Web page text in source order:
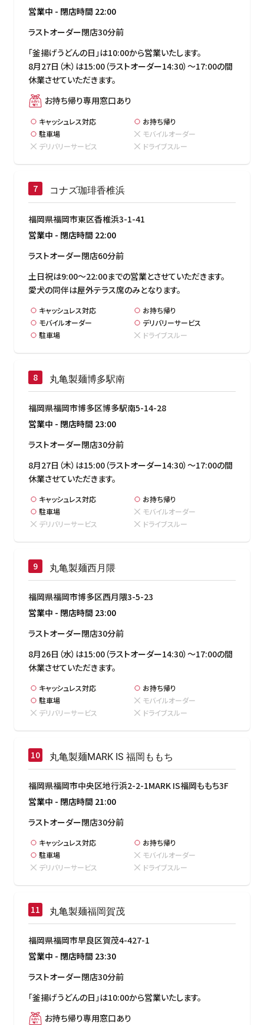
営業中 - 閉店時間 22:00
ラストオーダー閉店30分前
「釜揚げうどんの日」は10:00から営業いたします。
8月27日（木）は15:00（ラストオーダー14:30）～17:00の間
休業させていただきます。
お持ち帰り専用窓口あり
キャッシュレス対応
お持ち帰り
駐車場
モバイルオーダー
デリバリーサービス
ドライブスルー
コナズ珈琲香椎浜
福岡県福岡市東区香椎浜3-1-41
営業中 - 閉店時間 22:00
ラストオーダー閉店60分前
土日祝は9:00～22:00までの営業とさせていただきます。
愛犬の同伴は屋外テラス席のみとなります。
キャッシュレス対応
お持ち帰り
モバイルオーダー
デリバリーサービス
駐車場
ドライブスルー
丸亀製麺博多駅南
福岡県福岡市博多区博多駅南5-14-28
営業中 - 閉店時間 23:00
ラストオーダー閉店30分前
8月27日（木）は15:00（ラストオーダー14:30）～17:00の間
休業させていただきます。
キャッシュレス対応
お持ち帰り
駐車場
モバイルオーダー
デリバリーサービス
ドライブスルー
丸亀製麺西月隈
福岡県福岡市博多区西月隈3-5-23
営業中 - 閉店時間 23:00
ラストオーダー閉店30分前
8月26日（水）は15:00（ラストオーダー14:30）～17:00の間
休業させていただきます。
キャッシュレス対応
お持ち帰り
駐車場
モバイルオーダー
デリバリーサービス
ドライブスルー
丸亀製麺MARK IS 福岡ももち
福岡県福岡市中央区地行浜2-2-1MARK IS福岡ももち3F
営業中 - 閉店時間 21:00
ラストオーダー閉店30分前
キャッシュレス対応
お持ち帰り
駐車場
モバイルオーダー
デリバリーサービス
ドライブスルー
丸亀製麺福岡賀茂
福岡県福岡市早良区賀茂4-427-1
営業中 - 閉店時間 23:30
ラストオーダー閉店30分前
「釜揚げうどんの日」は10:00から営業いたします。
お持ち帰り専用窓口あり